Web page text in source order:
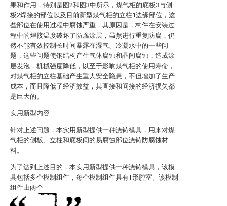
果和作用，特别是图2和图3中所示，煤气柜的底板3与侧
板2焊接的部位以及目前新型煤气柜的立柱1边缘部位，这
些部位在使用过程中腐蚀严重，其原因是，构件在安装过
程中的焊接温度破坏了防腐涂层，虽然进行重复防腐，仍
然不能有效控制长时间暴露在湿气、冷凝水中的一些问
题，这些问题使钢结构产生气体腐蚀和晶间腐蚀，造成涂
层发泡，机械强度降低，以至于影响煤气柜的使用寿命，
对煤气柜的立柱基础产生重大安全隐患，不但增加了生产
成本，而且降低了经济效益，其直接和间接的经济损失都
是巨大的。
实用新型内容
针对上述问题，本实用新型提供一种浇铸模具，用来对煤
气柜的侧板、立柱和底板间的易腐蚀部位浇铸防腐蚀材
料。
为了达到上述目的，本实用新型提供一种浇铸模具，该模
具包括多个模制组件，每个模制组件具有T形腔室。该模制
组件由两个